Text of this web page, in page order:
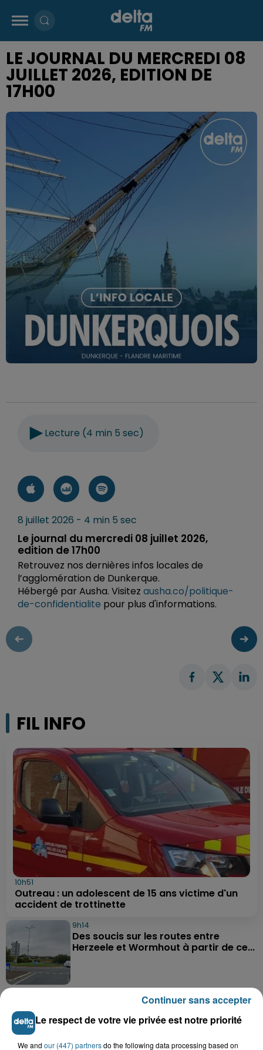
LE JOURNAL DU MERCREDI 08
JUILLET 2026, EDITION DE
17H00
Lecture (4 min 5 sec)
8 juillet 2026 - 4 min 5 sec
Le journal du mercredi 08 juillet 2026,
edition de 17h00
Retrouvez nos dernières infos locales de
l’agglomération de Dunkerque.
Hébergé par Ausha. Visitez ausha.co/politique-
de-confidentialite pour plus d'informations.
FIL INFO
10h51
Outreau : un adolescent de 15 ans victime d'un
accident de trottinette
9h14
Des soucis sur les routes entre
Herzeele et Wormhout à partir de ce...
Un homme de 50 ans gravement
blessé dans un accident de voiture à...
Le respect de votre vie privée est notre priorité
We and our (447) partnersdo the following data processing based on
Continuer sans accepter